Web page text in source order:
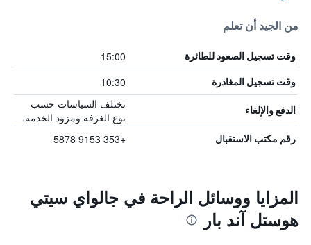
من الجيد أن تعلم
وقت تسجيل الصعود للطائرة 15:00
وقت تسجيل المغادرة 10:30
الدفع والإلغاء
تختلف السياسات حسب
نوع الغرفة ومزود الخدمة.
رقم مكتب الاستقبال +353 9153 5878
المزايا ووسائل الراحة في جالواي سيتي
هوستل آند بار